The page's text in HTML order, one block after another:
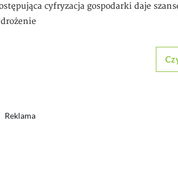
cyfryzacja gospodarki daje
Reklama